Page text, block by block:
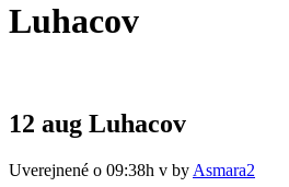
Luhacov
12 aug Luhacov
Uverejnené o 09:38h v by Asmara2